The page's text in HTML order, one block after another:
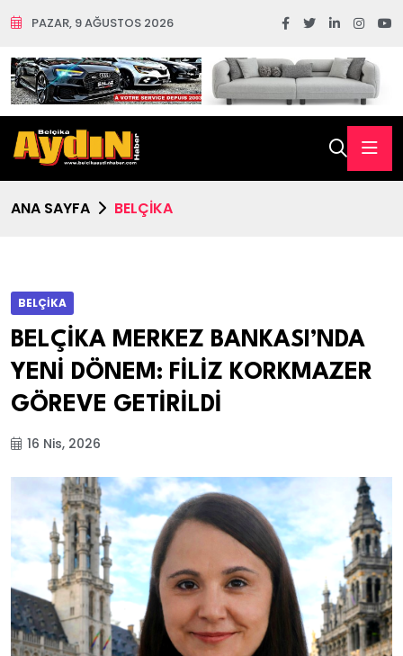
PAZAR, 9 AĞUSTOS 2026
ANA SAYFA BELÇİKA
BELÇİKA
BELÇİKA MERKEZ BANKASI’NDA
YENİ DÖNEM: FİLİZ KORKMAZER
GÖREVE GETİRİLDİ
16 Nis, 2026